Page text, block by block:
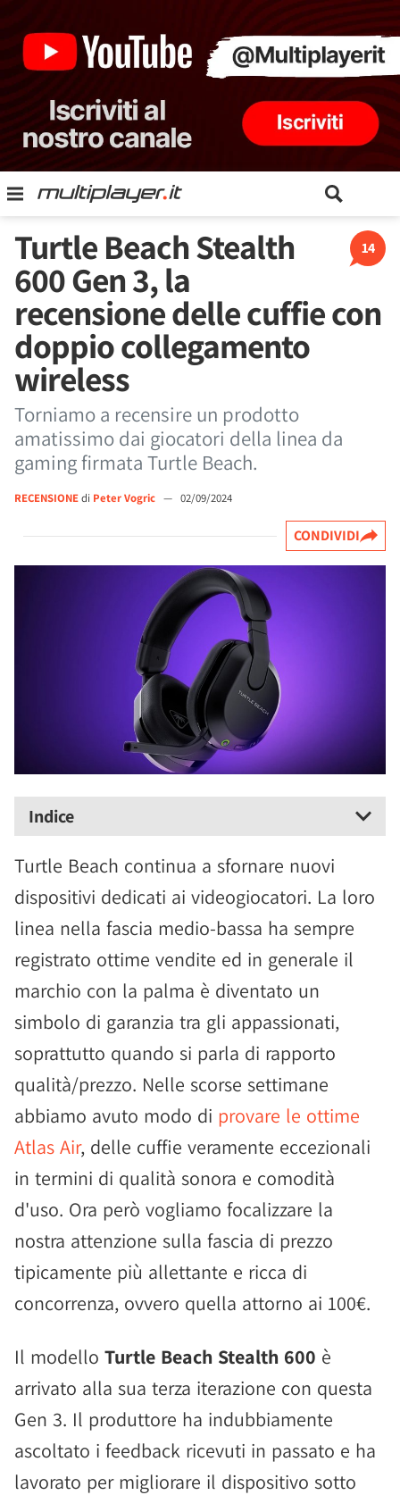
14
Turtle Beach Stealth
600 Gen 3, la
recensione delle cuffie con
doppio collegamento
wireless
Torniamo a recensire un prodotto
amatissimo dai giocatori della linea da
gaming firmata Turtle Beach.
RECENSIONEdi Peter Vogric — 02/09/2024
CONDIVIDI
Indice
Turtle Beach continua a sfornare nuovi
dispositivi dedicati ai videogiocatori. La loro
linea nella fascia medio-bassa ha sempre
registrato ottime vendite ed in generale il
marchio con la palma è diventato un
simbolo di garanzia tra gli appassionati,
soprattutto quando si parla di rapporto
qualità/prezzo. Nelle scorse settimane
abbiamo avuto modo di provare le ottime
Atlas Air, delle cuffie veramente eccezionali
in termini di qualità sonora e comodità
d'uso. Ora però vogliamo focalizzare la
nostra attenzione sulla fascia di prezzo
tipicamente più allettante e ricca di
concorrenza, ovvero quella attorno ai 100€.
Il modello Turtle Beach Stealth 600 è
arrivato alla sua terza iterazione con questa
Gen 3. Il produttore ha indubbiamente
ascoltato i feedback ricevuti in passato e ha
lavorato per migliorare il dispositivo sotto